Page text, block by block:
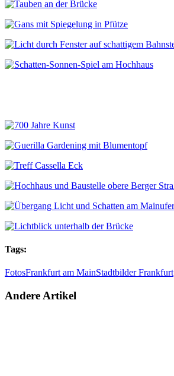
Tags:
FotosFrankfurt am MainStadtbilder Frankfurt
Andere Artikel